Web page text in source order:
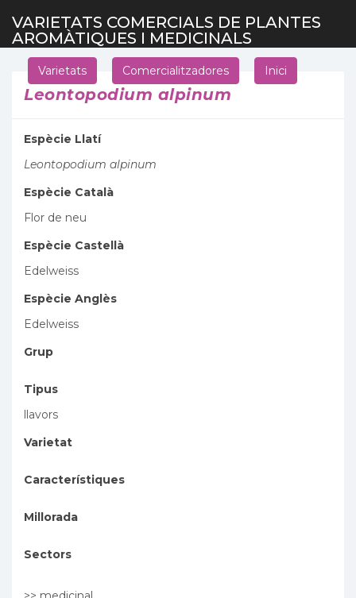
VARIETATS COMERCIALS DE PLANTES
AROMÀTIQUES I MEDICINALS
Varietats Comercialitzadores Inici
Leontopodium alpinum
Espècie Llatí
Leontopodium alpinum
Espècie Català
Flor de neu
Espècie Castellà
Edelweiss
Espècie Anglès
Edelweiss
Grup
Tipus
llavors
Varietat
Característiques
Millorada
Sectors